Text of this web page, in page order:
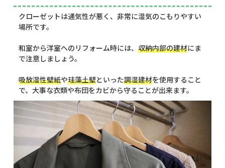
クローゼットは通気性が悪く、非常に湿気のこもりやすい
場所です。
和室から洋室へのリフォーム時には、 収納内部の建材にま
で注意しましょう。
吸放湿性壁紙や珪藻土壁といった調湿建材を使用すること
で、大事な衣類や布団をカビから守ることが出来ます。